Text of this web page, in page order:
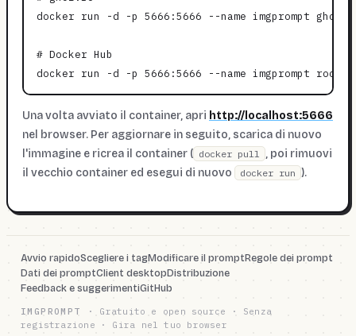
docker run -d -p 5666:5666 --name imgprompt
# Docker Hub
Una volta avviato il container, apri http://localhost:5666
nel browser. Per aggiornare in seguito, scarica di nuovo
l'immagine e ricrea il container ( docker pull
, poi rimuovi
il vecchio container ed esegui di nuovo
docker run ).
Avvio rapidoScegliere i tagModificare il promptRegole dei prompt
Dati dei promptClient desktopDistribuzione
Feedback e suggerimentiGitHub
IMGPROMPT · Gratuito e open source · Senza
registrazione · Gira nel tuo browser